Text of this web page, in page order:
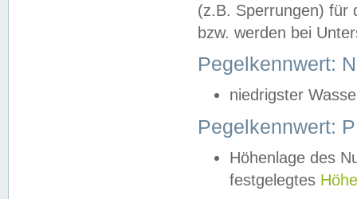
(z.B. Sperrungen) für
bzw. werden bei
Pegelkennwert:
niedrigster
Pegelkennwert:
Höhenlage des
festgelegtes